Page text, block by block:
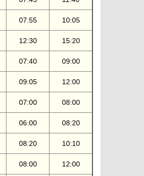
07:55 10:05
12:30 15:20
07:40 09:00
09:05 12:00
07:00 08:00
06:00 08:20
08:20 10:10
08:00 12:00